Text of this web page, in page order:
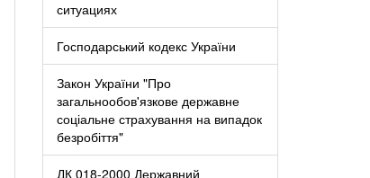
ситуациях
Господарський кодекс України
Закон України "Про
загальнообов'язкове державне
соціальне страхування на випадок
безробіття"
ДК 018-2000 Державний